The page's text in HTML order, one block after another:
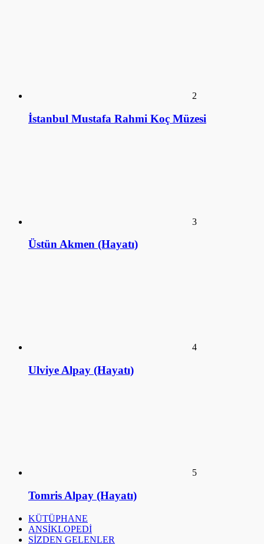
2
İstanbul Mustafa Rahmi Koç Müzesi
3
Üstün Akmen (Hayatı)
4
Ulviye Alpay (Hayatı)
5
Tomris Alpay (Hayatı)
KÜTÜPHANE
ANSİKLOPEDİ
SİZDEN GELENLER